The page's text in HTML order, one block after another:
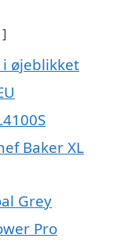
øjeblikket
Baker XL
Grey
Pro